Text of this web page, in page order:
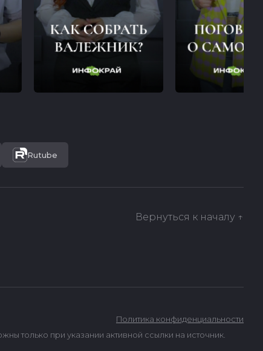
Rutube
Вернуться к началу ↑
Политика конфиденциальности
только при указании активной ссылки на источник.